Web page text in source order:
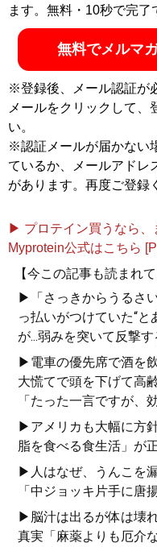
ます。無料・10秒で完了
無料でメルマ
※登録後、メール認証が
メールをクリックして、
い。
※認証メールが届かない
ているか、メールアドレ
があります。再度ご登録
▶ プロテイン買うなら、
Myprotein公式はこちら
【今この記事も読まれて
▶「さっきからうるさ
っ払いがつけていた“と
が...弱みを突いて反撃
▶電車の優先席で酒を
大慌てで頭を下げて高
「たった一言ですが、
▶アメリカも大幅に方
脂を食べる食生活」が
▶人はなぜ、うんこを
「中ジョッキ片手に唐
▶脳汁は出るが体は壊
真実「麻薬よりも厄介